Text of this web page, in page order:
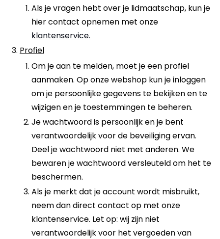
Als je vragen hebt over je lidmaatschap, kun je
hier contact opnemen met onze
klantenservice.
Profiel
Om je aan te melden, moet je een profiel
aanmaken. Op onze webshop kun je inloggen
om je persoonlijke gegevens te bekijken en te
wijzigen en je toestemmingen te beheren.
Je wachtwoord is persoonlijk en je bent
verantwoordelijk voor de beveiliging ervan.
Deel je wachtwoord niet met anderen. We
bewaren je wachtwoord versleuteld om het te
beschermen.
Als je merkt dat je account wordt misbruikt,
neem dan direct contact op met onze
klantenservice. Let op: wij zijn niet
verantwoordelijk voor het vergoeden van